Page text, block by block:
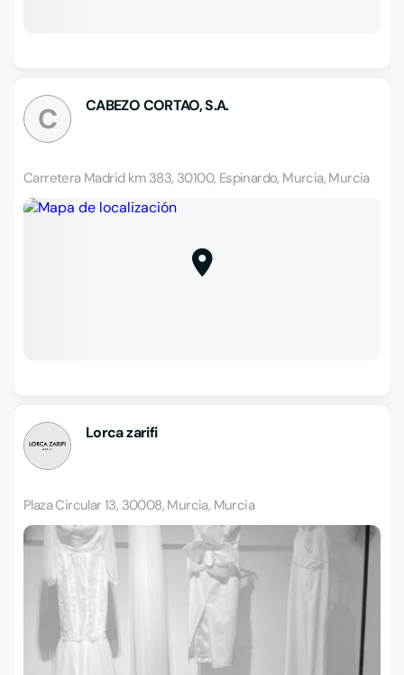
C CABEZO CORTAO, S.A.
Carretera Madrid km 383, 30100, Espinardo, Murcia, Murcia
Lorca zarifi
Plaza Circular 13, 30008, Murcia, Murcia